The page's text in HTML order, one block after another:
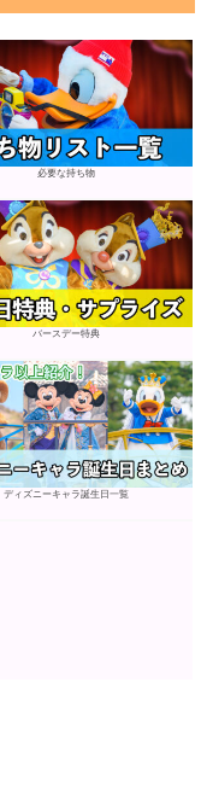
必要な持ち物
バースデー特典
ディズニーキャラ誕生日一覧